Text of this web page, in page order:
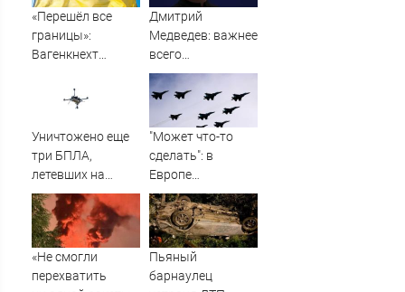
«Перешёл все
границы»:
Вагенкнехт
послу Украины
Дмитрий
Медведев: важнее
всего
национальные
интересы России
Уничтожено еще
три БПЛА,
летевших на
Москву
"Может что-то
сделать": в
Европе
высказались о
нападении
России
«Не смогли
перехватить
Пьяный
барнаулец